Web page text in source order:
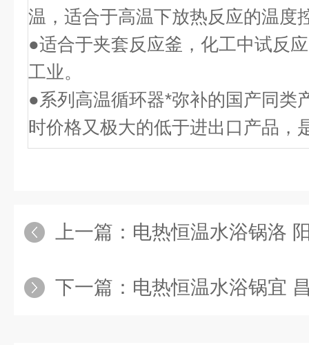
温，适合于高温下放热反应的温度
●适合于夹套反应釜，化工中试反
工业。
●系列高温循环器*弥补的国产同类
时价格又极大的低于进出口产品，
上一篇： 电热恒温水浴锅洛
下一篇： 电热恒温水浴锅宜